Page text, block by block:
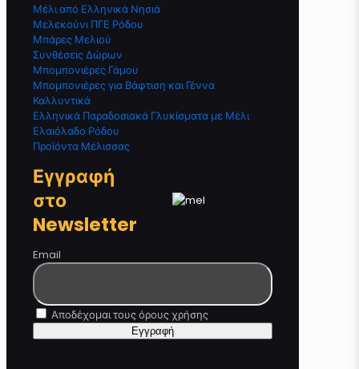
Μέλι από Ελληνικά Νησιά
Μελεκούνι ΠΓΕ Ρόδου
Μπάρες Μελιού
Συνθέσεις Δώρων
Μπομπονιέρες Γάμου
Μπομπονιέρες για Βάφτιση και Γέννα
Καλλυντικά
Ελληνικά Παραδοσιακά Γλυκίσματα με Μέλι
Ελαιόλαδο Ρόδου
Προϊόντα Μέλισσας
Εγγραφή
στο
Newsletter
Email
Αποδέχομαι τους όρους χρήσης